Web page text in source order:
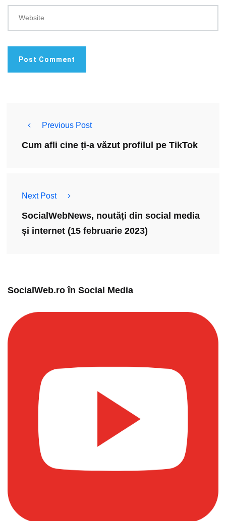
Website
Previous Post
Cum afli cine ți-a văzut profilul pe TikTok
Next Post
SocialWebNews, noutăți din social media
și internet (15 februarie 2023)
SocialWeb.ro în Social Media​